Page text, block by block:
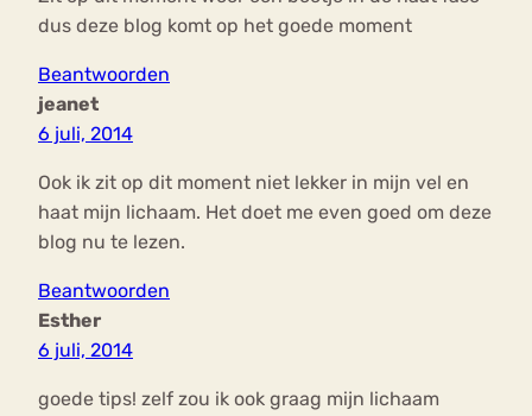
dus deze blog komt op het goede moment
Beantwoorden
jeanet
6 juli, 2014
Ook ik zit op dit moment niet lekker in mijn vel en
haat mijn lichaam. Het doet me even goed om deze
blog nu te lezen.
Beantwoorden
Esther
6 juli, 2014
goede tips! zelf zou ik ook graag mijn lichaam